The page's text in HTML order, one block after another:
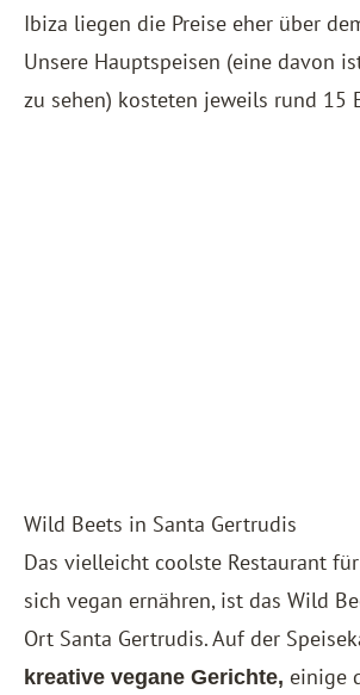
Ibiza liegen die Preise eher über
Unsere Hauptspeisen (eine davon
zu sehen) kosteten jeweils rund 15
Wild Beets in Santa Gertrudis
Das vielleicht coolste Restaurant
sich vegan ernähren, ist das Wild
Ort Santa Gertrudis. Auf der
kreative vegane Gerichte, einige